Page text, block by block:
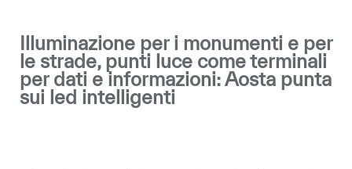
Illuminazione per i monumenti e per
le strade, punti luce come terminali
per dati e informazioni: Aosta punta
sui led intelligenti